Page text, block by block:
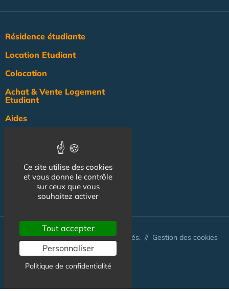
Résidence étudiante
Location Etudiant
Colocation
Achat & Vente Logement
Etudiant
Aides
NOS AUTRES SITES :
© Australis 2026 - Tous droits réservés. // Gestion des cookies
Ce site utilise des cookies
et vous donne le contrôle
sur ceux que vous
souhaitez activer
Tout accepter
Personnaliser
Politique de confidentialité